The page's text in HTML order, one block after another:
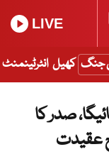
LIVE
جنگ کھیل انٹرٹینمنٹ
صدر کا
عقیدت